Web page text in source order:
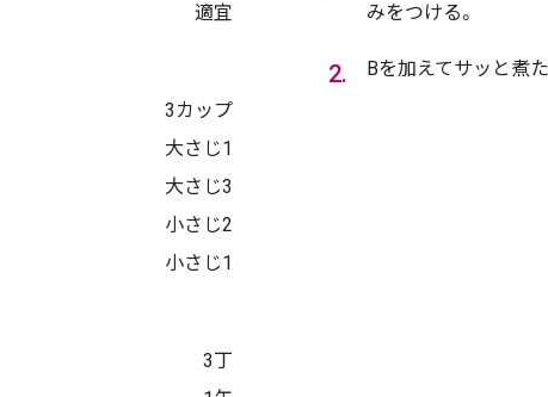
適宜
3カップ
大さじ1
大さじ3
小さじ2
小さじ1
3丁
みをつける。
Bを加えてサッと煮